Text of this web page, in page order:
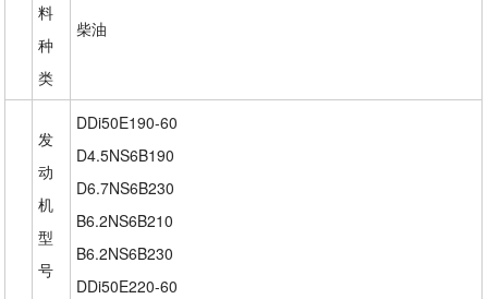
料
种
类
柴油
发
动
机
型
号
DDi50E190-60
D4.5NS6B190
D6.7NS6B230
B6.2NS6B210
B6.2NS6B230
DDi50E220-60